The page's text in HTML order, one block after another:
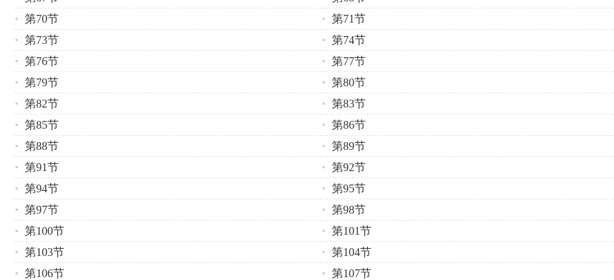
第70节
第71节
第73节
第74节
第76节
第77节
第79节
第80节
第82节
第83节
第85节
第86节
第88节
第89节
第91节
第92节
第94节
第95节
第97节
第98节
第100节
第101节
第103节
第104节
第106节
第107节